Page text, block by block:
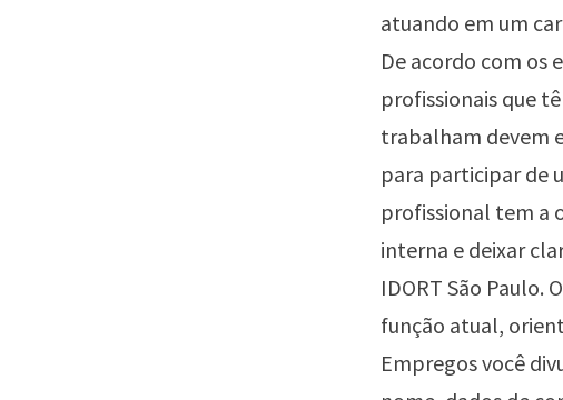
atuando em um
De acordo com os
profissionais que
trabalham devem
para participar de
profissional tem a
interna e deixar
IDORT São Paulo.
função atual,
Empregos você